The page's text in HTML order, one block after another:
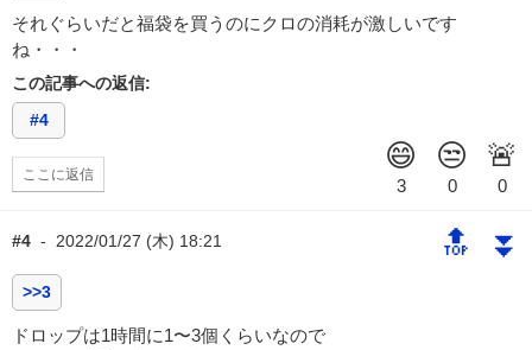
それぐらいだと福袋を買うのにクロの消耗が激しいです
ね・・・
この記事への返信:
#4
ここに返信
#4 - 2022/01/27 (木) 18:21 🔝 ⏬
>>3
ドロップは1時間に1〜3個くらいなので